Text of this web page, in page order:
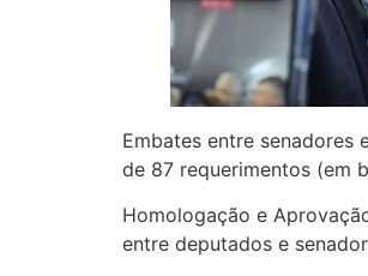
Embates entre senadores
de 87 requerimentos (em
Homologação e
entre deputados e